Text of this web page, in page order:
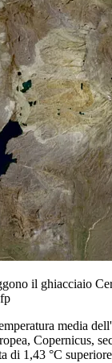
il ghiacciaio
media
Copernicus,
di 1,43 °C